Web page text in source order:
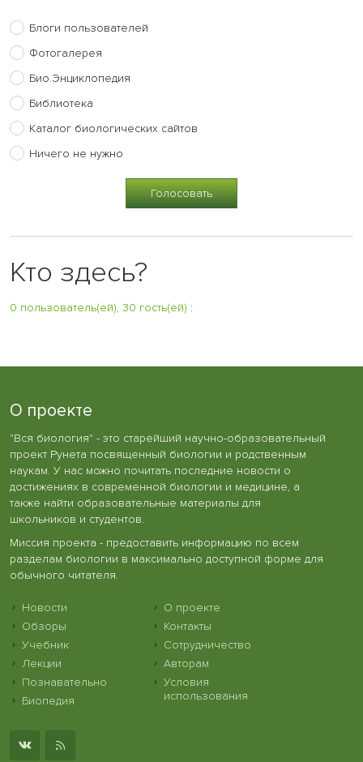
Блоги пользователей
Фотогалерея
Био.Энциклопедия
Библиотека
Каталог биологических сайтов
Ничего не нужно
Кто здесь?
0 пользователь(ей), 30 гость(ей) :
О проекте
"Вся биология" - это старейший научно-образовательный
проект Рунета посвященный биологии и родственным
наукам. У нас можно почитать последние новости о
достижениях в современной биологии и медицине, а
также найти образовательные материалы для
школьников и студентов.
Миссия проекта - предоставить информацию по всем
разделам биологии в максимально доступной форме для
обычного читателя.
Новости
Обзоры
Учебник
Лекции
Познавательно
Биопедия
О проекте
Контакты
Сотрудничество
Авторам
Условия
использования